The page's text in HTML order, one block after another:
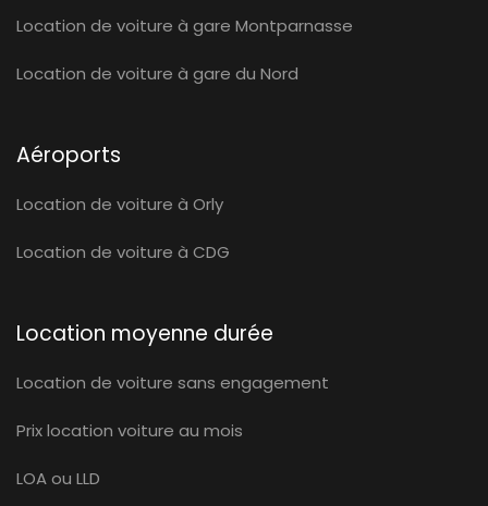
Location de voiture à gare Montparnasse
Location de voiture à gare du Nord
Aéroports
Location de voiture à Orly
Location de voiture à CDG
Location moyenne durée
Location de voiture sans engagement
Prix location voiture au mois
LOA ou LLD